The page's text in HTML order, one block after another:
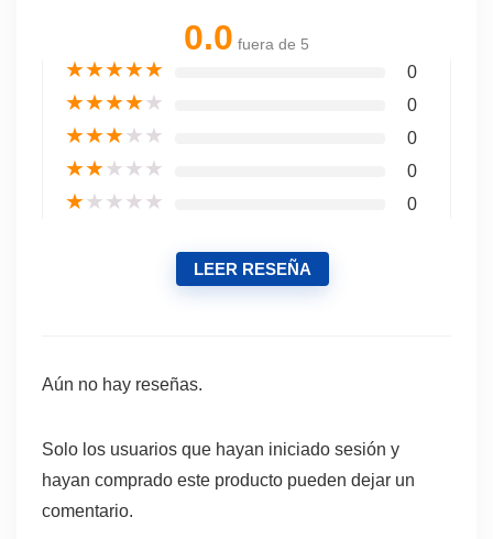
0.0 fuera de 5
★★★★★ 0
★★★★★ 0
★★★★★ 0
★★★★★ 0
★★★★★ 0
LEER RESEÑA
Aún no hay reseñas.
Solo los usuarios que hayan iniciado sesión y
hayan comprado este producto pueden dejar un
comentario.